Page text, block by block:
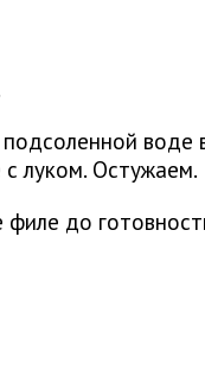
луком. Остужаем.
до